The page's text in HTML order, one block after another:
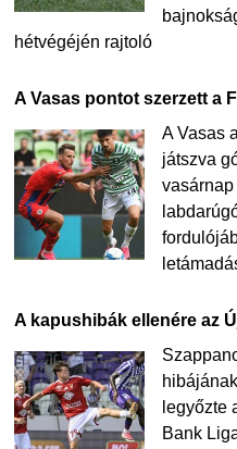
hétvégéjén rajtoló
A Vasas pontot szerzett a
A Vasas
játszva
A kapushibák ellenére az
legyőzte
Bank